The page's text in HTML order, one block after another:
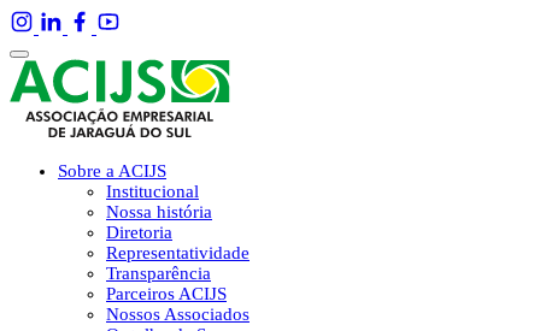
Sobre a ACIJS
Institucional
Nossa história
Diretoria
Representatividade
Transparência
Parceiros ACIJS
Nossos Associados